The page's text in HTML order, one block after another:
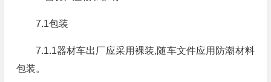
7.1包装
7.1.1器材车出厂应采用裸装,随车文件应用防潮材料
包装。